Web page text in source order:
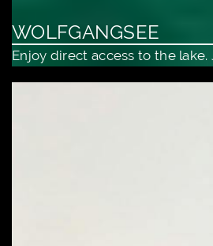
WOLFGANGSEE
Enjoy direct access to the